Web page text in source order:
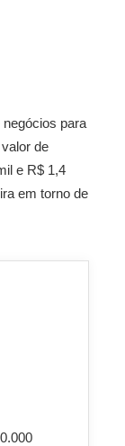
para
de
e R$ 1,4
em torno de